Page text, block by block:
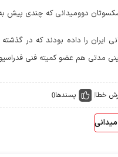
دوومیدانی که چندی پیش
ایران را داده بودند که در
مدتی هم عضو کمیته فنی
خطا پسندها0